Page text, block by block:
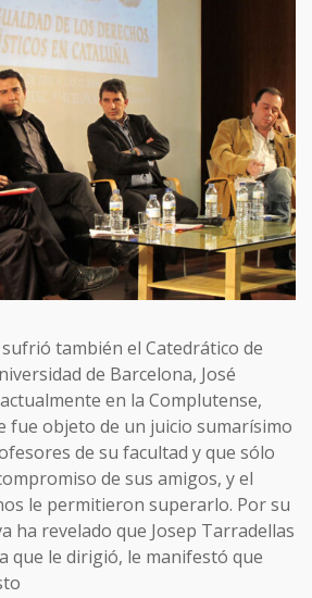
también el Catedrático de
de Barcelona, José
en la Complutense,
fue objeto de un juicio sumarísimo
de su facultad y que sólo
de sus amigos, y el
le permitieron superarlo. Por su
ha revelado que Josep Tarradellas
que le dirigió, le manifestó que